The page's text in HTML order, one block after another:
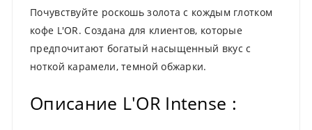
Почувствуйте роскошь золота с кождым глотком
кофе L'OR. Создана для клиентов, которые
предпочитают богатый насыщенный вкус с
ноткой карамели, темной обжарки.
Описание L'OR Intense :